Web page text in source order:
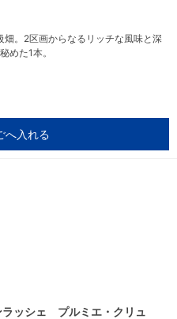
畑。2区画からなるリッチな風味と深
めた1本。
へ入れる
ラッシェ プルミエ・クリュ